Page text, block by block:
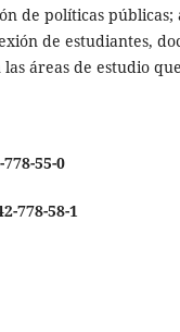
de políticas públicas;
de estudiantes,
áreas de estudio
55-0
778-58-1